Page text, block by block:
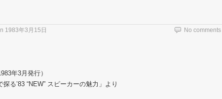
1983年3月15日 No comments
年3月発行）
る’83 “NEW” スピーカーの魅力」より